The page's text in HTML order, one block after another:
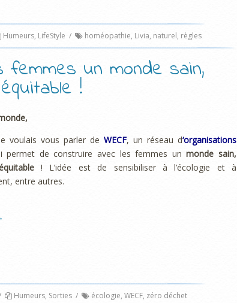
Humeurs, LifeStyle / homéopathie, Livia, naturel, règles
femmes un monde sain,
!
voulais vous parler de WECF, un réseau d‘organisations
permet de construire avec les femmes unmonde sain,
! L’idée est de sensibiliser à l’écologie et à
entre autres.
Humeurs, Sorties / écologie, WECF, zéro déchet